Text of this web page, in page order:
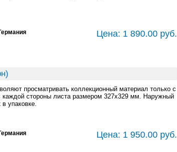
Цена: 1 890.00 руб.
просматривать коллекционный материал только с
каждой стороны листа размером 327x329 мм. Наружный
упаковке.
Цена: 1 950.00 руб.